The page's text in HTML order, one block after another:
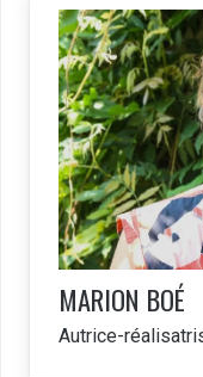
MARION BOÉ
Autrice-